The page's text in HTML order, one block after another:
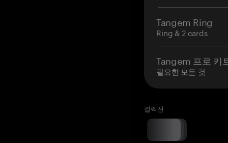
Tangem Ring
Ring & 2 cards
Tangem 프로 키
필요한 모든 것
컬렉션